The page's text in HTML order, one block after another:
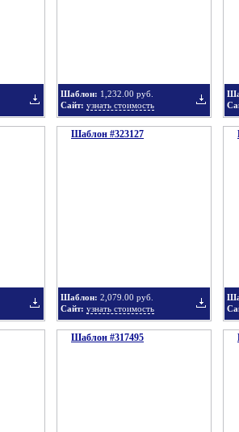
Шаблон: 1,232.00 руб.
Сайт: узнать стоимость
Шаблон #323127
Шаблон: 2,079.00 руб.
Сайт: узнать стоимость
Шаблон #317495